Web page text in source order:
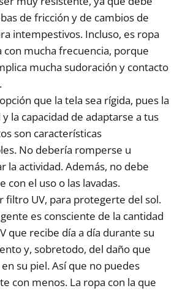
de fricción y de cambios de
intempestivos. Incluso, es ropa
con mucha frecuencia, porque
mucha sudoración y contacto
que la tela sea rígida, pues la
la capacidad de adaptarse a tus
son características
No debería romperse u
la actividad. Además, no debe
con el uso o las lavadas.
filtro UV, para protegerte del sol.
es consciente de la cantidad
que recibe día a día durante su
y, sobretodo, del daño que
su piel. Así que no puedes
con menos. La ropa con la que